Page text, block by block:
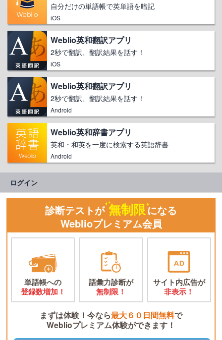
自分だけの単語帳で英単語を暗記
iOS
Weblio英和翻訳アプリ
2秒で翻訳、翻訳結果を話す！
iOS
Weblio英和翻訳アプリ
2秒で翻訳、翻訳結果を話す！
Android
Weblio英和辞書アプリ
英和・和英を一度に検索する英語辞書
Android
ログイン
診断テストが 無制限になる
Weblioプレミアム会員
単語帳への
登録数増加！
語彙力診断が
無制限！
サイト内広告が
非表示！
まずは体験！今なら最大６０日間無料で
Weblioプレミアム体験ができます！